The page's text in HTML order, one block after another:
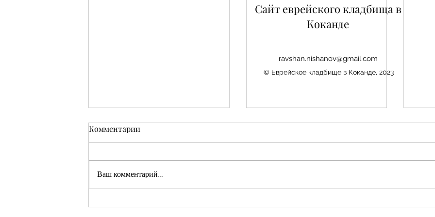
Авезбакиев Эдуард
Комментарии
Ваш комментарий...
Сайт еврейского кладбища в
Коканде
ravshan.nishanov@gmail.com
© Еврейское кладбище в Коканде, 2023